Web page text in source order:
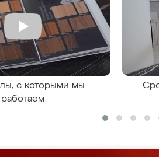
с которыми мы
работаем